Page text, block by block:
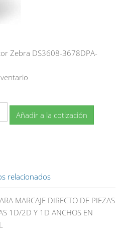
Zebra DS3608-3678DPA-
Añadir a la cotización
relacionados
MARCAJE DIRECTO DE PIEZAS
1D/2D Y 1D ANCHOS EN